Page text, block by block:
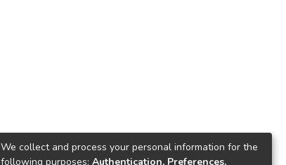
We collect and process your personal information for the
following purposes: Authentication, Preferences,